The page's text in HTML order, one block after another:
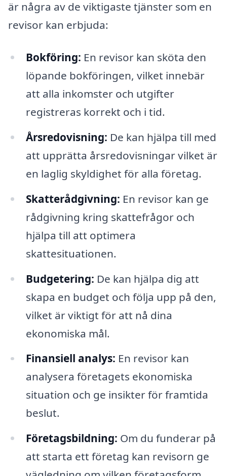
är några av de viktigaste tjänster som en
revisor kan erbjuda:
Bokföring: En revisor kan sköta den
löpande bokföringen, vilket innebär
att alla inkomster och utgifter
registreras korrekt och i tid.
Årsredovisning: De kan hjälpa till med
att upprätta årsredovisningar vilket är
en laglig skyldighet för alla företag.
Skatterådgivning: En revisor kan ge
rådgivning kring skattefrågor och
hjälpa till att optimera
skattesituationen.
Budgetering: De kan hjälpa dig att
skapa en budget och följa upp på den,
vilket är viktigt för att nå dina
ekonomiska mål.
Finansiell analys: En revisor kan
analysera företagets ekonomiska
situation och ge insikter för framtida
beslut.
Företagsbildning: Om du funderar på
att starta ett företag kan revisorn ge